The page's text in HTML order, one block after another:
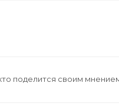
поделится своим